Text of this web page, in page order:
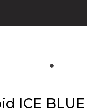
ICE